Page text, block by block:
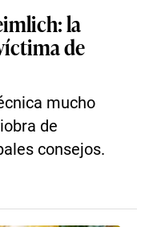
la
de
mucho
de
consejos.